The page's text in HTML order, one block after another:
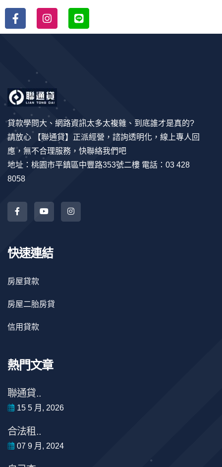
貸款學問大、網路資訊太多太複雜、到底誰才是真的?
請放心 【聯通貸】正派經營，諮詢透明化，線上專人回
應，無不合理服務，快聯絡我們吧
地址：桃園市平鎮區中豐路353號二樓 電話：03 428
8058
快速連結
房屋貸款
房屋二胎房貸
信用貸款
熱門文章
聯通貸..
15 5 月, 2026
合法租..
07 9 月, 2024